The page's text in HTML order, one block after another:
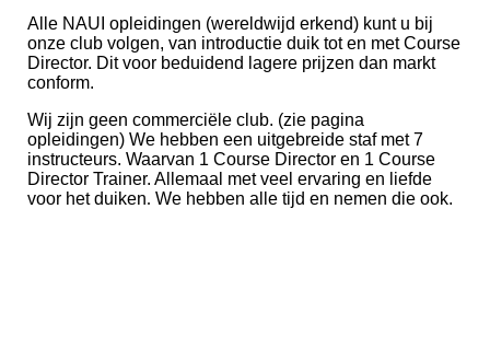
Alle NAUI opleidingen (wereldwijd erkend) kunt u bij
onze club volgen, van introductie duik tot en met Course
Director. Dit voor beduidend lagere prijzen dan markt
conform.
Wij zijn geen commerciële club. (zie pagina
opleidingen) We hebben een uitgebreide staf met 7
instructeurs. Waarvan 1 Course Director en 1 Course
Director Trainer. Allemaal met veel ervaring en liefde
voor het duiken. We hebben alle tijd en nemen die ook.